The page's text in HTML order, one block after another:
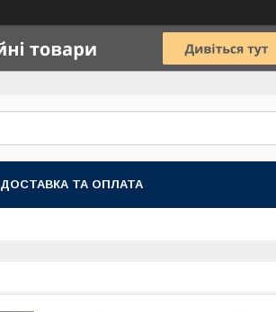
ДОСТАВКА ТА ОПЛАТА